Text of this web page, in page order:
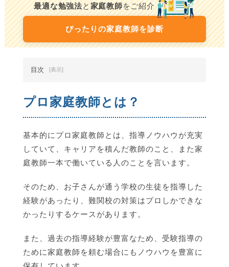
最適な勉強法と家庭教師をご紹介
ぴったりの家庭教師を診断
目次
プロ家庭教師とは？
基本的にプロ家庭教師とは、指導ノウハウが充実
していて、キャリアを積んだ教師のこと、また家
庭教師一本で働いている人のことを言います。
そのため、お子さんが通う学校の生徒を指導した
経験があったり、難関校の対策はプロしかできな
かったりするケースがあります。
また、過去の指導経験が豊富なため、受験指導の
ために家庭教師を頼む場合にもノウハウを豊富に